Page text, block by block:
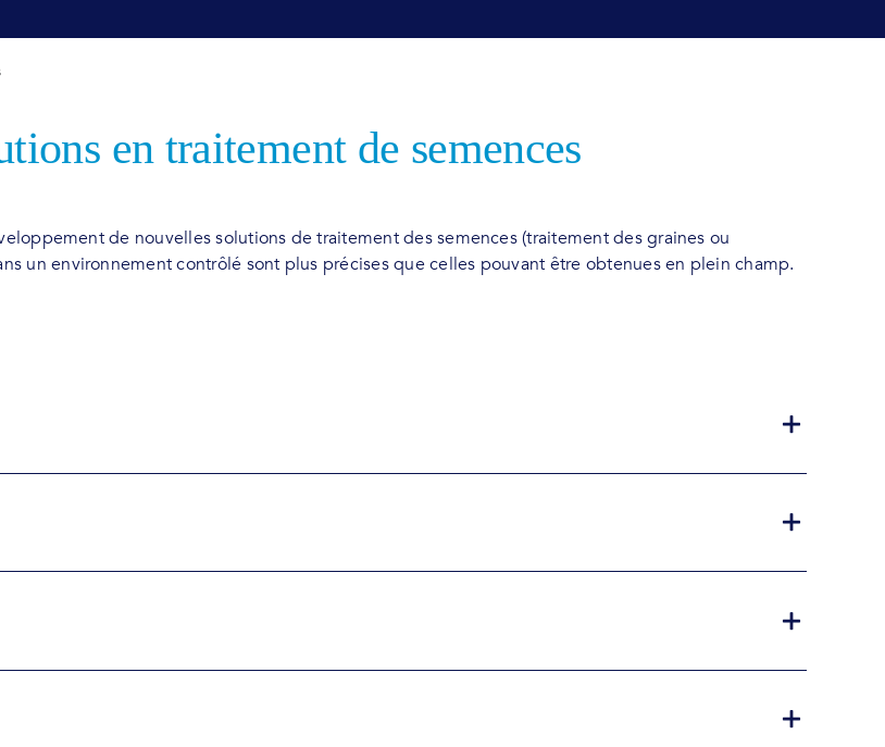
en traitement de semences
de nouvelles solutions de traitement des semences (traitement des graines ou
un environnement contrôlé sont plus précises que celles pouvant être obtenues en plein champ.